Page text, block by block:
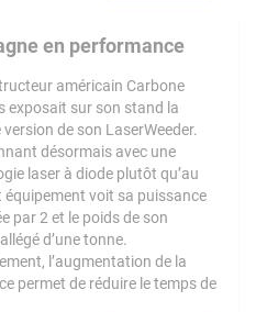
en performance
américain Carbone
exposait sur son stand la
version de son LaserWeeder.
désormais avec une
laser à diode plutôt qu’au
équipement voit sa puissance
par 2 et le poids de son
d’une tonne.
l’augmentation de la
permet de réduire le temps de